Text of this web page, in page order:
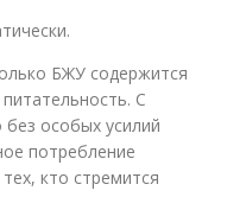
БЖУ содержится
С
особых усилий
потребление
кто стремится